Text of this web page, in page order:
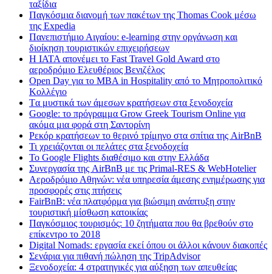
ταξίδια
Παγκόσμια διανομή των πακέτων της Thomas Cook μέσω
της Expedia
Πανεπιστήμιο Αιγαίου: e-learning στην οργάνωση και
διοίκηση τουριστικών επιχειρήσεων
Η IATA απονέμει το Fast Travel Gold Award στο
αεροδρόμιο Ελευθέριος Βενιζέλος
Open Day για το MBA in Hospitality από το Μητροπολιτικό
Κολλέγιο
Tα μυστικά των άμεσων κρατήσεων στα ξενοδοχεία
Google: το πρόγραμμα Grow Greek Tourism Online για
ακόμα μια φορά στη Σαντορίνη
Ρεκόρ κρατήσεων το θερινό τρίμηνο στα σπίτια της AirBnB
Τι χρειάζονται οι πελάτες στα ξενοδοχεία
Το Google Flights διαθέσιμο και στην Ελλάδα
Συνεργασία​ ​της​ ​AirBnB​ ​με​ ​τις​ ​Primal-RES​ ​&​ ​WebHotelier
Aεροδρόμιο Αθηνών: νέα υπηρεσία άμεσης ενημέρωσης για
προσφορές στις πτήσεις
FairBnB: νέα πλατφόρμα για βιώσιμη ανάπτυξη στην
τουριστική μίσθωση κατοικίας
Παγκόσμιος τουρισμός: 10 ζητήματα που θα βρεθούν στο
επίκεντρο το 2018
Digital Nomads: εργασία εκεί όπου οι άλλοι κάνουν διακοπές
Σενάρια για πιθανή πώληση της TripAdvisor
Ξενοδοχεία: 4 στρατηγικές για αύξηση των απευθείας